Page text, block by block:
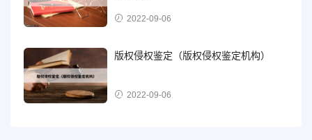
2022-09-06
版权侵权鉴定（版权侵权鉴定机构）
2022-09-06